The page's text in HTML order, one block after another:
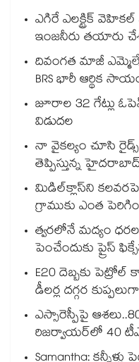
ఎగిరే ఎలక్ట్రిక్
ఇంజనీరు తయారు
దివంగత మాజీ ఎమ్మెల్యే
BRS భారీ ఆర్థిక
జూరాల 32 గేట్లు
విడుదల
నా వైకల్యం చూసి రైడ్స్
తెప్పిస్తున్న
మిడిల్‌క్లాస్‌ని
గ్రాముకు ఎంత
త్వరలోనే మద్యం
పెంచేందుకు ప్రైస్
E20 దెబ్బకు
డీలర్ల దగ్గర
ఎస్సారెస్పీపై
రిజర్వాయర్‌‌‌‌‌‌‌‌‌‌‌‌‌‌‌‌లో 40